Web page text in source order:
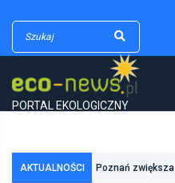
PORTAL EKOLOGICZNY
AKTUALNOŚCI Poznań